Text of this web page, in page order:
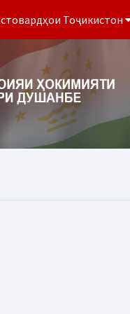
Тоҷикистон